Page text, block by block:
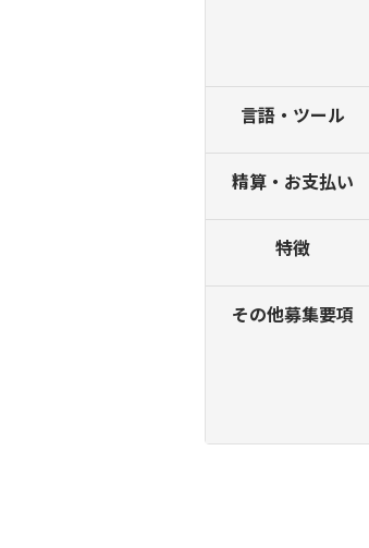
言語・ツール
精算・お支払い
特徴
その他募集要項